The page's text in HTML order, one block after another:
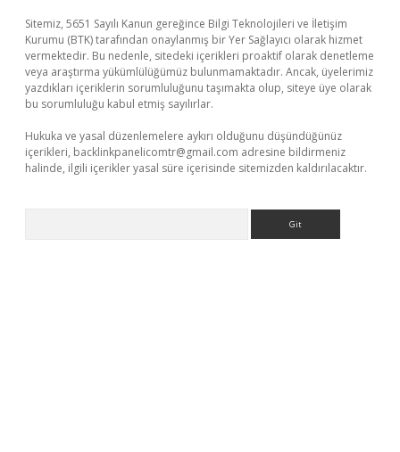
Sitemiz, 5651 Sayılı Kanun gereğince Bilgi Teknolojileri ve İletişim
Kurumu (BTK) tarafından onaylanmış bir Yer Sağlayıcı olarak hizmet
vermektedir. Bu nedenle, sitedeki içerikleri proaktif olarak denetleme
veya araştırma yükümlülüğümüz bulunmamaktadır. Ancak, üyelerimiz
yazdıkları içeriklerin sorumluluğunu taşımakta olup, siteye üye olarak
bu sorumluluğu kabul etmiş sayılırlar.
Hukuka ve yasal düzenlemelere aykırı olduğunu düşündüğünüz
içerikleri, backlinkpanelicomtr@gmail.com adresine bildirmeniz
halinde, ilgili içerikler yasal süre içerisinde sitemizden kaldırılacaktır.